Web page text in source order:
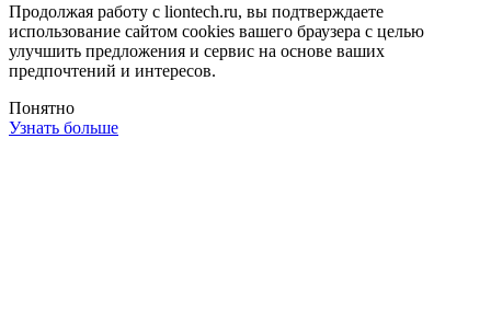
Продолжая работу с liontech.ru, вы подтверждаете
использование сайтом cookies вашего браузера с целью
улучшить предложения и сервис на основе ваших
предпочтений и интересов.
Понятно
Узнать больше